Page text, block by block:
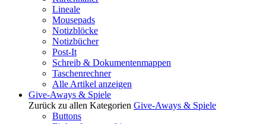
Lineale
Mousepads
Notizblöcke
Notizbücher
Post-It
Schreib & Dokumentenmappen
Taschenrechner
Alle Artikel anzeigen
Give-Aways & Spiele
Zurück zu allen Kategorien Give-Aways & Spiele
Buttons